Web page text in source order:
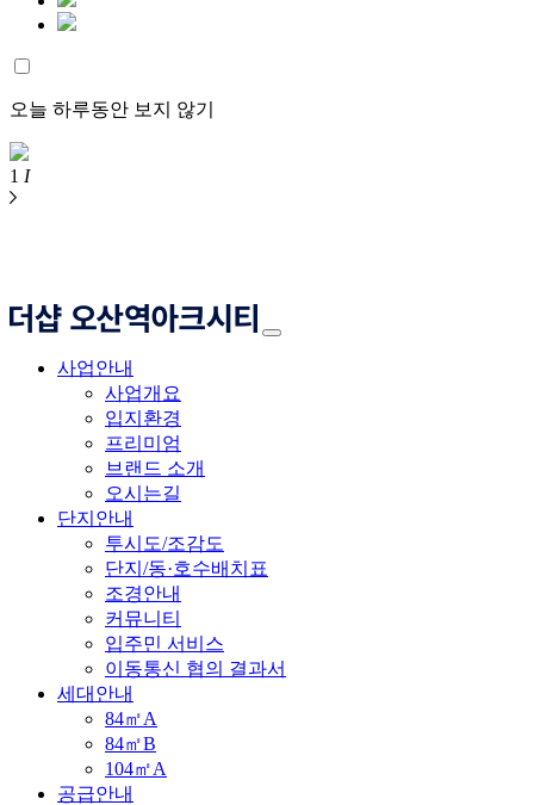
오늘 하루동안 보지 않기
1 I
사업안내
사업개요
입지환경
프리미엄
브랜드 소개
오시는길
단지안내
투시도/조감도
단지/동·호수배치표
조경안내
커뮤니티
입주민 서비스
이동통신 협의 결과서
세대안내
84㎡A
84㎡B
104㎡A
공급안내